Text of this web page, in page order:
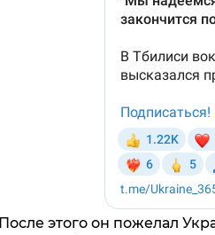
После этого он пожелал